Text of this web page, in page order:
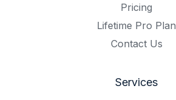
Pricing
Lifetime Pro Plan
Contact Us
Services